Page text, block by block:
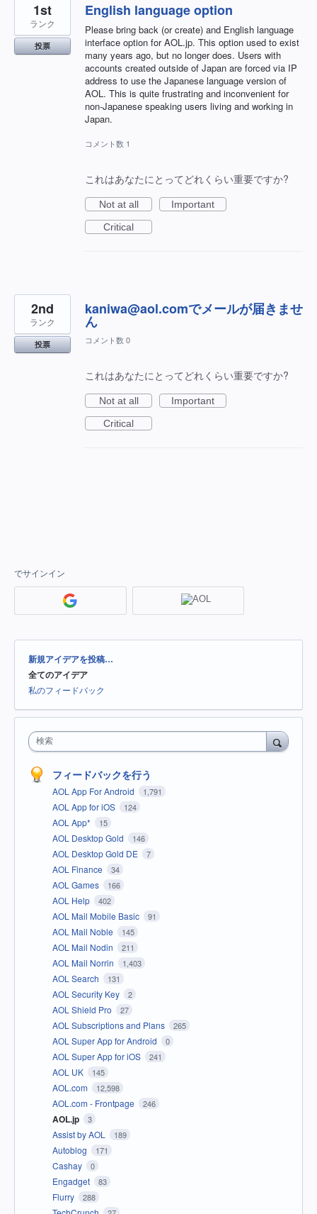
English language option
Please bring back (or create) and English language
interface option for AOL.jp. This option used to exist
many years ago, but no longer does. Users with
accounts created outside of Japan are forced via IP
address to use the Japanese language version of
AOL. This is quite frustrating and inconvenient for
non-Japanese speaking users living and working in
Japan.
1st
ランク
投票
コメント数 1
これはあなたにとってどれくらい重要ですか?
Not at all
Important
Critical
kaniwa@aol.comでメールが届きませ
ん
2nd
ランク
投票 コメント数 0
これはあなたにとってどれくらい重要ですか?
Not at all
Important
Critical
でサインイン
カ
テ
ゴ
新規アイデアを投稿…
全てのアイデア
私のフィードバック
検索
フィードバックを行う
AOL App For Android 1,791
AOL App for iOS 124
AOL App* 15
AOL Desktop Gold 146
AOL Desktop Gold DE 7
AOL Finance 34
AOL Games 166
AOL Help 402
AOL Mail Mobile Basic 91
AOL Mail Noble 145
AOL Mail Nodin 211
AOL Mail Norrin 1,403
AOL Search 131
AOL Security Key 2
AOL Shield Pro 27
AOL Subscriptions and Plans 265
AOL Super App for Android 0
AOL Super App for iOS 241
AOL UK 145
AOL.com 12,598
AOL.com - Frontpage 246
AOL.jp 3
Assist by AOL 189
Autoblog 171
Cashay 0
Engadget 83
Flurry 288